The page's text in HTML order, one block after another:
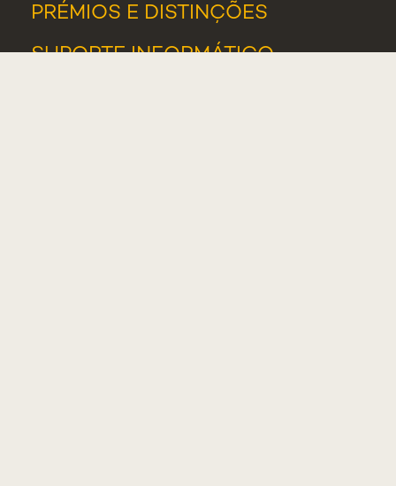
PRÉMIOS E DISTINÇÕES
SUPORTE INFORMÁTICO